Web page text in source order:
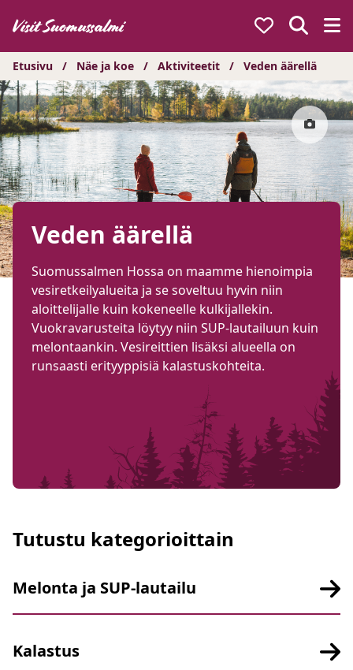
sisältöön
Etusivu / Näe ja koe / Aktiviteetit / Veden äärellä
Veden äärellä
Suomussalmen Hossa on maamme hienoimpia
vesiretkeilyalueita ja se soveltuu hyvin niin
aloittelijalle kuin kokeneelle kulkijallekin.
Vuokravarusteita löytyy niin SUP-lautailuun kuin
melontaankin. Vesireittien lisäksi alueella on
runsaasti erityyppisiä kalastuskohteita.
Tutustu kategorioittain
Melonta ja SUP-lautailu
Kalastus